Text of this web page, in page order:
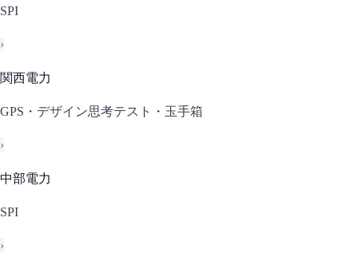
SPI
›
関西電力
GPS・デザイン思考テスト・玉手箱
›
中部電力
SPI
›